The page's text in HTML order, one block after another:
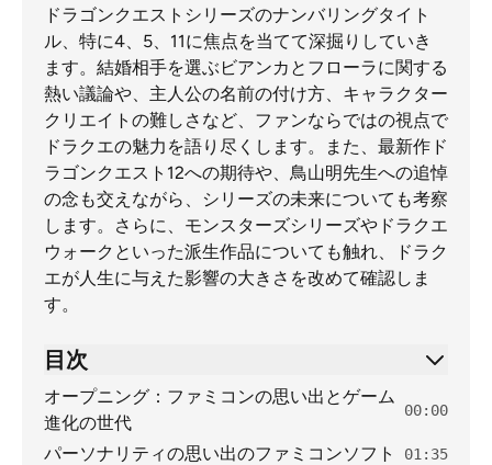
ドラゴンクエストシリーズのナンバリングタイト
ル、特に4、5、11に焦点を当てて深掘りしていき
ます。結婚相手を選ぶビアンカとフローラに関する
熱い議論や、主人公の名前の付け方、キャラクター
クリエイトの難しさなど、ファンならではの視点で
ドラクエの魅力を語り尽くします。また、最新作ド
ラゴンクエスト12への期待や、鳥山明先生への追悼
の念も交えながら、シリーズの未来についても考察
します。さらに、モンスターズシリーズやドラクエ
ウォークといった派生作品についても触れ、ドラク
エが人生に与えた影響の大きさを改めて確認しま
す。
目次
オープニング：ファミコンの思い出とゲーム
進化の世代
00:00
パーソナリティの思い出のファミコンソフト 01:35